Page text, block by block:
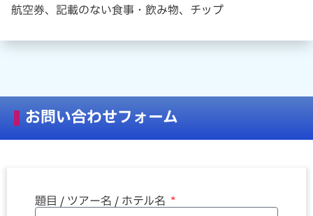
航空券、記載のない食事・飲み物、チップ
お問い合わせフォーム
題目 / ツアー名 / ホテル名